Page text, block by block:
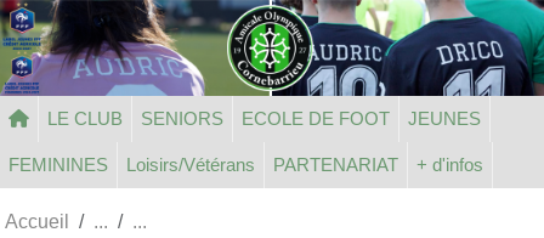
LE CLUB SENIORS ECOLE DE FOOT JEUNES
FEMININES Loisirs/Vétérans PARTENARIAT + d'infos
Accueil
Panneau de gestion des cookies